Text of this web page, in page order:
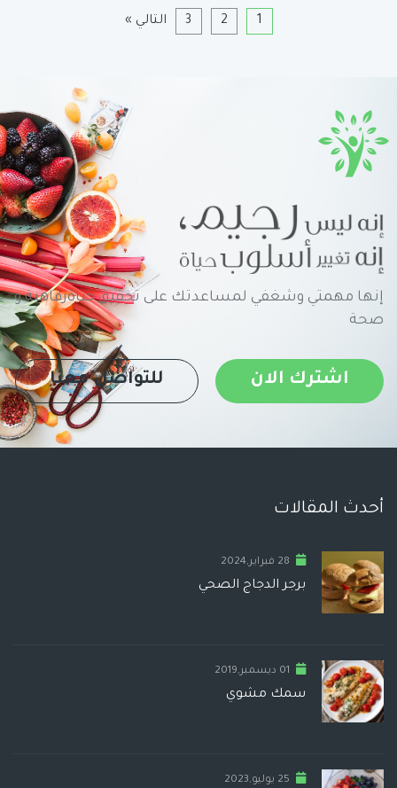
1
2
3 التالي »
إنها مهمتي وشغفي لمساعدتك على تحقيق حياةرفاهية و
صحة
اشترك الان للتواصل معنا
أحدث المقالات
28 فبراير,2024
برجر الدجاج الصحي
01 ديسمبر,2019
سمك مشوي
25 يوليو,2023